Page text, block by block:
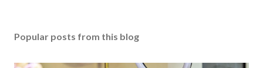
Popular posts from this blog